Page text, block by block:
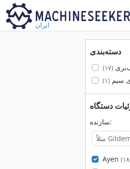
ایران
دسته‌بندی
(۱۷)
سیم(۱)
دستگاه
سازنده:
Ayen